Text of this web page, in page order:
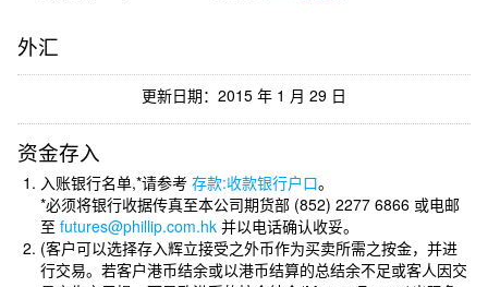
外汇
更新日期：2015 年 1 月 29 日
资金存入
入账银行名单,*请参考 存款:收款银行户口。
*必须将银行收据传真至本公司期货部 (852) 2277 6866 或电邮
至 futures@phillip.com.hk 并以电话确认收妥。
(客户可以选择存入辉立接受之外币作为买卖所需之按金，并进
行交易。若客户港币结余或以港币结算的总结余不足或客人因交